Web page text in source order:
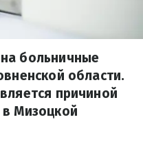
больничные
области.
причиной
Мизоцкой